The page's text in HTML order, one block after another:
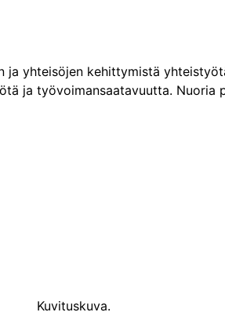
ja yhteisöjen kehittymistä
ja työvoimansaatavuutta. Nuoria